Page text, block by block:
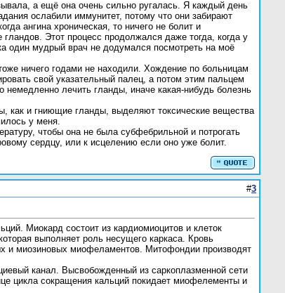
а ещё она очень сильно ругалась. Я каждый день
ослабили иммунитет, потому что они забирают
ангина хроническая, то ничего не болит и
Этот процесс продолжался даже тогда, когда у
один мудрый врач не додумался посмотреть на моё
ничего годами не находили. Хождение по больницам
свой указательный палец, а потом этим пальцем
немедленно лечить гланды, иначе какая-нибудь болезнь
как и гниющие гланды, выделяют токсические вещества
у меня.
чтобы она не была субфебрильной и потрогать
сердцу, или к исцелению если оно уже болит.
#3
Миокард состоит из кардиомиоцитов и клеток
выполняет роль несущего каркаса. Кровь
и миозиновых миофеламентов. Митофондии производят
канал. Высвобожденный из саркоплазменной сети
цикла сокращения кальций покидает миофелементы и